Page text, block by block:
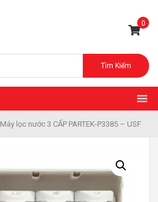
0
Tìm Kiếm
Máy lọc nước 3 CẤP PARTEK-P3385 – USF